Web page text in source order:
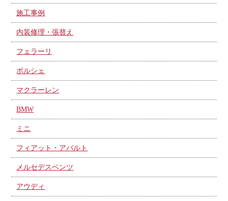
施工事例
内装修理・張替え
フェラーリ
ポルシェ
マクラーレン
BMW
ミニ
フィアット・アバルト
メルセデスベンツ
アウディ